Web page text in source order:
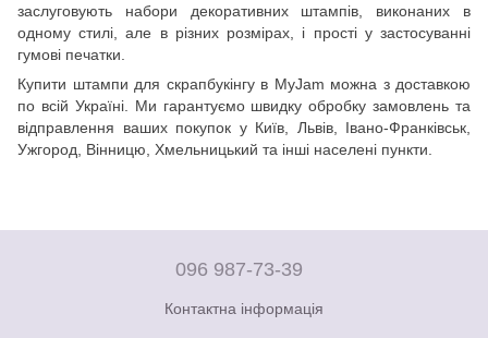
заслуговують набори декоративних штампів, виконаних в
одному стилі, але в різних розмірах, і прості у застосуванні
гумові печатки.
Купити штампи для скрапбукінгу в MyJam можна з доставкою
по всій Україні. Ми гарантуємо швидку обробку замовлень та
відправлення ваших покупок у Київ, Львів, Івано-Франківськ,
Ужгород, Вінницю, Хмельницький та інші населені пункти.
096 987-73-39
Контактна інформація